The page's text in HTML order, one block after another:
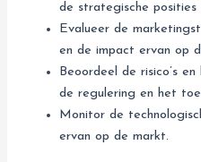
de strategische
Evalueer de
en de impact ervan op
Beoordeel de risico’s
de regulering en het
Monitor de
ervan op de markt.